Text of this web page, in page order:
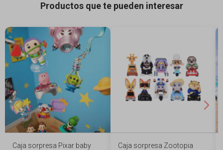
Productos que te pueden interesar
Caja sorpresa Pixar baby
Caja sorpresa Zootopia